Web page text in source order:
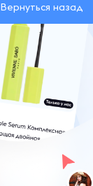
Вернуться назад